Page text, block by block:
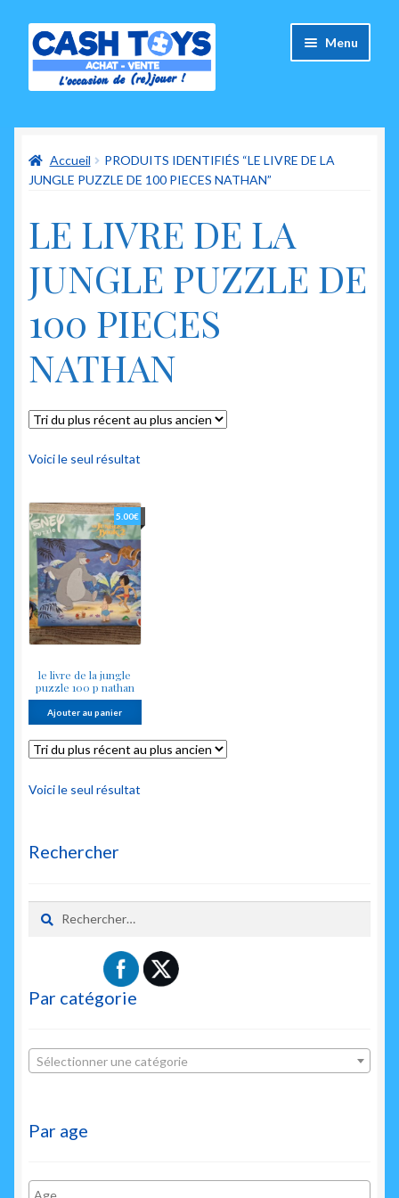
Aller
à
Aller
au
contenu
Menu
Carte Cadeau
Mon compte
Accueil
PRODUITS IDENTIFIÉS “LE LIVRE DE LA
JUNGLE PUZZLE DE 100 PIECES NATHAN”
LE LIVRE DE LA
JUNGLE PUZZLE DE
100 PIECES
NATHAN
Voici le seul résultat
le livre de la jungle
puzzle 100 p nathan
5.00€
Ajouter au panier
Voici le seul résultat
Rechercher
Rechercher :
Par catégorie
Sélectionner une catégorie
Par age